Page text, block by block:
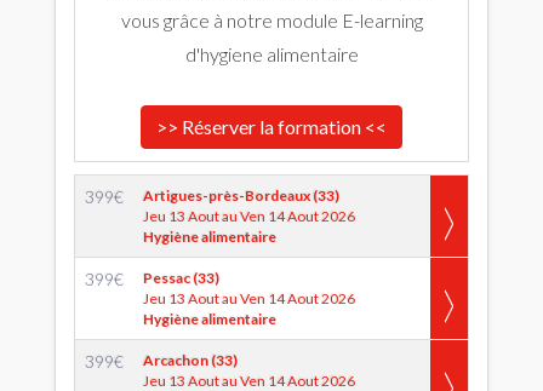
vous grâce à notre module E-learning
d'hygiene alimentaire
>> Réserver la formation <<
399€
Artigues-près-Bordeaux (33)
Jeu 13 Aout au Ven 14 Aout 2026
Hygiène alimentaire
399€
Pessac (33)
Jeu 13 Aout au Ven 14 Aout 2026
Hygiène alimentaire
399€
Arcachon (33)
Jeu 13 Aout au Ven 14 Aout 2026